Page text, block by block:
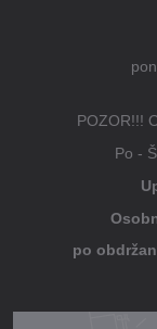
POZOR!!!
Po -
po